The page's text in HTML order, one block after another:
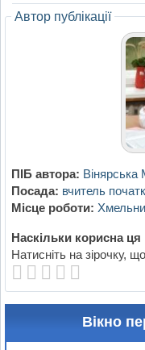
Автор публікації
ПІБ автора: Вінярська
Посада: вчитель
Місце роботи:
Наскільки корисна ця
Натисніть на зірочку,
Вікно